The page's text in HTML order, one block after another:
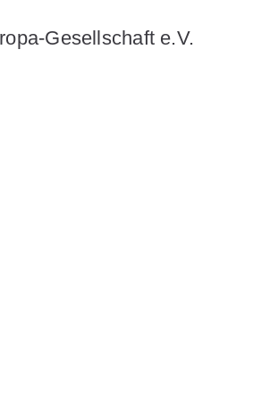
Gesellschaft e.V.